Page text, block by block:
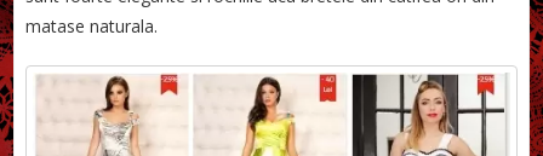
matase naturala.